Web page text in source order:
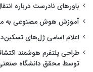
باورهای نادرست درباره
آموزش هوش مصنوعی به
اعلام اسامی ژل‌های
طراحی پلتفرم هوشمند
توسط محقق دانشگاه صنعتی